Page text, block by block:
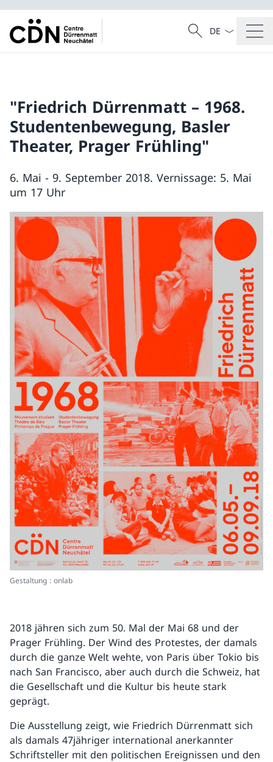
Suche
Suche
Sprach
"Friedrich Dürrenmatt – 1968.
Studentenbewegung, Basler
Theater, Prager Frühling"
6. Mai - 9. September 2018. Vernissage: 5. Mai
um 17 Uhr
Gestaltung : onlab
2018 jähren sich zum 50. Mal der Mai 68 und der
Prager Frühling. Der Wind des Protestes, der damals
durch die ganze Welt wehte, von Paris über Tokio bis
nach San Francisco, aber auch durch die Schweiz, hat
die Gesellschaft und die Kultur bis heute stark
geprägt.
Die Ausstellung zeigt, wie Friedrich Dürrenmatt sich
als damals 47jähriger international anerkannter
Schriftsteller mit den politischen Ereignissen und den